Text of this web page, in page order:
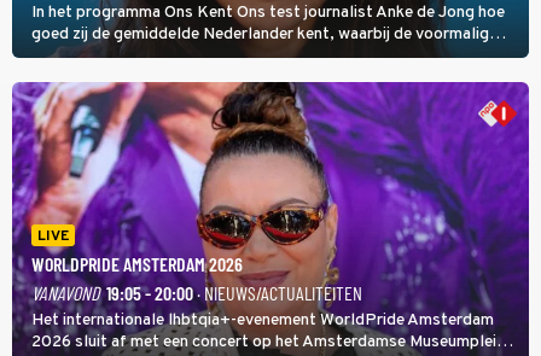
In het programma Ons Kent Ons test journalist Anke de Jong hoe
goed zij de gemiddelde Nederlander kent, waarbij de voormalig
hoofdredacteur van modebladen Glamour en Elle het samen met
rapper Keizer opneemt tegen Edson da Graça en Marc-Marie
Huijbregts.
LIVE
WORLDPRIDE AMSTERDAM 2026
VANAVOND 19:05 - 20:00· NIEUWS/ACTUALITEITEN
Het internationale lhbtqia+-evenement WorldPride Amsterdam
2026 sluit af met een concert op het Amsterdamse Museumplein.